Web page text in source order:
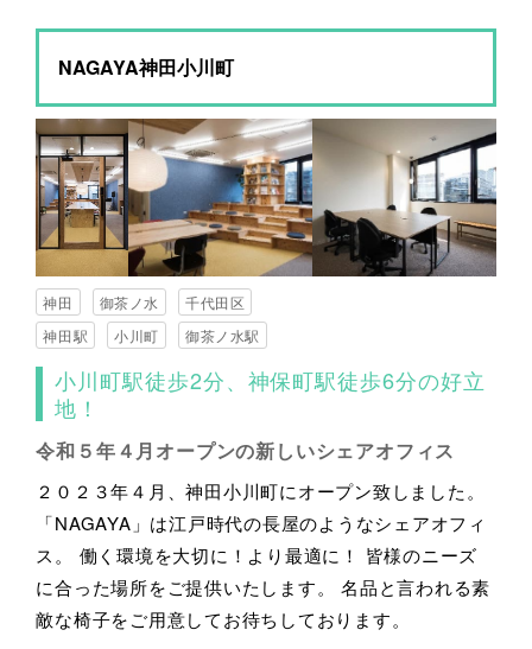
NAGAYA神田小川町
神田 御茶ノ水
千代田区
神田駅
小川町 御茶ノ水駅
小川町駅徒歩2分、神保町駅徒歩6分の好立
地！
令和５年４月オープンの新しいシェアオフィス
２０２３年４月、神田小川町にオープン致しました。
「NAGAYA」は江戸時代の長屋のようなシェアオフィ
ス。 働く環境を大切に！より最適に！ 皆様のニーズ
に合った場所をご提供いたします。 名品と言われる素
敵な椅子をご用意してお待ちしております。